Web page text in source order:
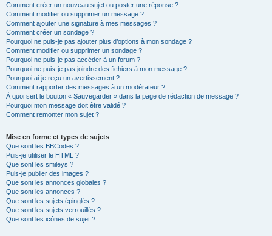
Comment créer un nouveau sujet ou poster une réponse ?
Comment modifier ou supprimer un message ?
Comment ajouter une signature à mes messages ?
Comment créer un sondage ?
Pourquoi ne puis-je pas ajouter plus d’options à mon sondage ?
Comment modifier ou supprimer un sondage ?
Pourquoi ne puis-je pas accéder à un forum ?
Pourquoi ne puis-je pas joindre des fichiers à mon message ?
Pourquoi ai-je reçu un avertissement ?
Comment rapporter des messages à un modérateur ?
À quoi sert le bouton « Sauvegarder » dans la page de rédaction de message ?
Pourquoi mon message doit être validé ?
Comment remonter mon sujet ?
Mise en forme et types de sujets
Que sont les BBCodes ?
Puis-je utiliser le HTML ?
Que sont les smileys ?
Puis-je publier des images ?
Que sont les annonces globales ?
Que sont les annonces ?
Que sont les sujets épinglés ?
Que sont les sujets verrouillés ?
Que sont les icônes de sujet ?